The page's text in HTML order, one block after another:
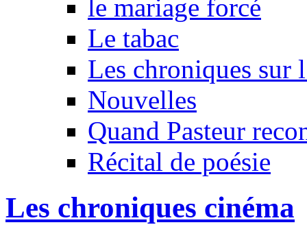
le mariage forcé
Le tabac
Les chroniques sur
Nouvelles
Quand Pasteur
Récital de poésie
Les chroniques cinéma